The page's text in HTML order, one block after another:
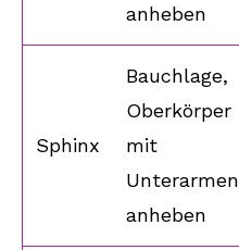
anheben
Sphinx
Bauchlage,
Oberkörper
mit
Unterarmen
anheben